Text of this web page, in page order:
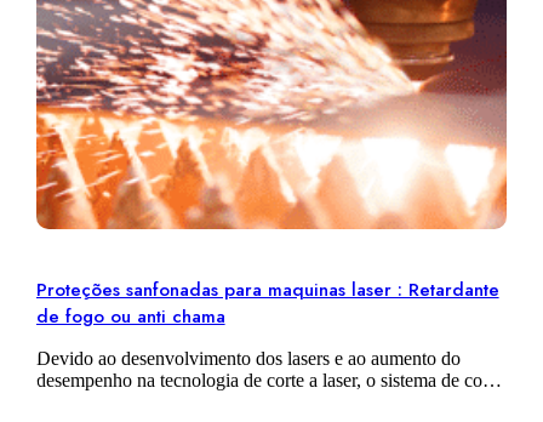
Proteções sanfonadas para maquinas laser : Retardante
de fogo ou anti chama
Devido ao desenvolvimento dos lasers e ao aumento do
desempenho na tecnologia de corte a laser, o sistema de corte